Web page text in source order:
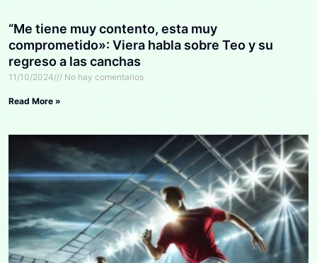
“Me tiene muy contento, esta muy
comprometido»: Viera habla sobre Teo y su
regreso a las canchas
11/10/2024 No hay comentarios
Read More »